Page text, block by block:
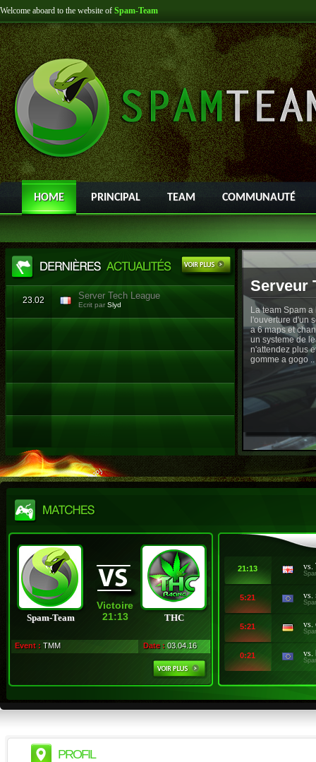
Welcome aboard to the website of Spam-Team
HOME PRINCIPAL TEAM COMMUNAUTÉ
23.02 Server Tech League
Ecrit par Slyd
Serveur
La team Spam
l'ouverture d'un
a 6 maps et
un systeme de
n'attendez plus
gomme a gogo ..
Spam-Team
Victoire
21:13
THC
Event : TMM Date : 03.04.16
21:13 vs.
5:21 vs.
5:21 vs.
0:21 vs.
PROFIL